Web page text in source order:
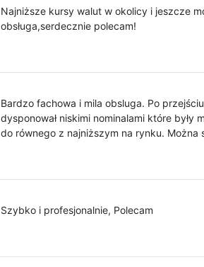
Najniższe kursy walut w okolicy i jeszcze
obsługa,serdecznie polecam!
Bardzo fachowa i mila obsluga. Po
dysponował niskimi nominalami które
do równego z najniższym na rynku. Można
Szybko i profesjonalnie, Polecam